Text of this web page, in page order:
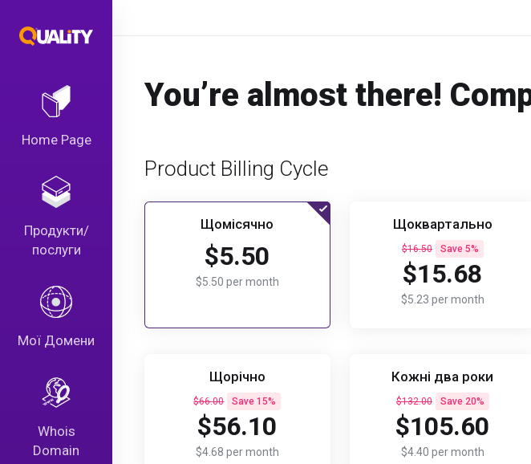
Home Page
Продукти/
послуги
Мої Домени
Whois
Domain
You’re almost there!
Product Billing Cycle
Щомісячно
$5.50
$5.50 per month
Щоквартально
$16.50 Save 5%
$15.68
$5.23 per month
Щорічно
$66.00 Save 15%
$56.10
$4.68 per month
Кожні два роки
$132.00 Save 20%
$105.60
$4.40 per month